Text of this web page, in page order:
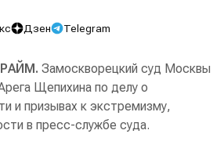
Дзен Telegram
Замоскворецкий суд Москвы
Щепихина по делу о
и призывах к экстремизму,
в пресс-службе суда.